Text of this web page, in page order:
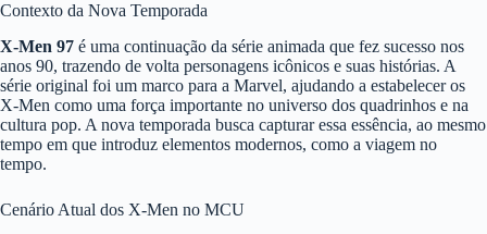
Contexto da Nova Temporada
X-Men 97 é uma continuação da série animada que fez sucesso nos
anos 90, trazendo de volta personagens icônicos e suas histórias. A
série original foi um marco para a Marvel, ajudando a estabelecer os
X-Men como uma força importante no universo dos quadrinhos e na
cultura pop. A nova temporada busca capturar essa essência, ao mesmo
tempo em que introduz elementos modernos, como a viagem no
tempo.
Cenário Atual dos X-Men no MCU